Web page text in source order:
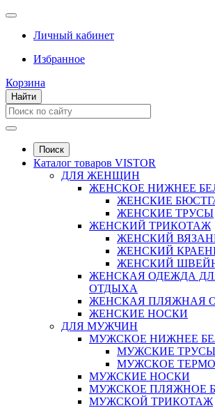
Личный кабинет
Избранное
Корзина
Найти
Поиск
Каталог товаров VISTOR
ДЛЯ ЖЕНЩИН
ЖЕНСКОЕ НИЖНЕЕ
ЖЕНСКИЕ
ЖЕНСКИЕ ТРУСЫ
ЖЕНСКИЙ ТРИКОТАЖ
ЖЕНСКИЙ
ЖЕНСКИЙ
ЖЕНСКИЙ
ЖЕНСКАЯ ОДЕЖДА
ОТДЫХА
ЖЕНСКАЯ ПЛЯЖНАЯ
ЖЕНСКИЕ НОСКИ
ДЛЯ МУЖЧИН
МУЖСКОЕ НИЖНЕЕ
МУЖСКИЕ ТРУСЫ
МУЖСКОЕ
МУЖСКИЕ НОСКИ
МУЖСКОЕ ПЛЯЖНОЕ
МУЖСКОЙ ТРИКОТАЖ